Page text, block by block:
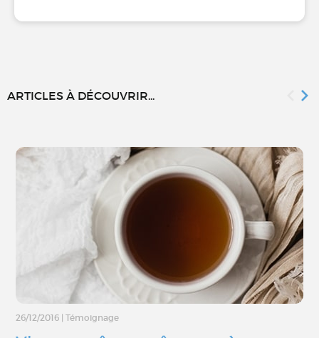
ARTICLES À DÉCOUVRIR...
26/12/2016 Témoignage